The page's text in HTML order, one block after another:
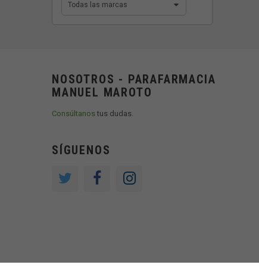
Todas las marcas
NOSOTROS - PARAFARMACIA
MANUEL MAROTO
Consúltanostus dudas.
SÍGUENOS